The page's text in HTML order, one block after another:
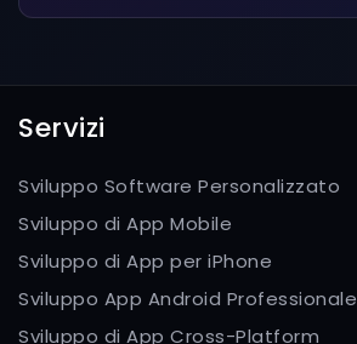
Servizi
Sviluppo Software Personalizzato
Sviluppo di App Mobile
Sviluppo di App per iPhone
Sviluppo App Android Professionale
Sviluppo di App Cross-Platform